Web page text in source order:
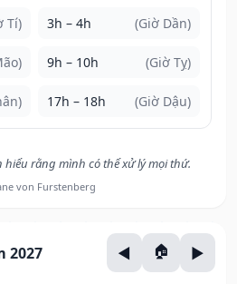
Tí) 3h – 4h (Giờ Dần)
9h – 10h (Giờ Tỵ)
17h – 18h (Giờ Dậu)
hiểu rằng mình có thể xử lý mọi thứ.
von Furstenberg
2027